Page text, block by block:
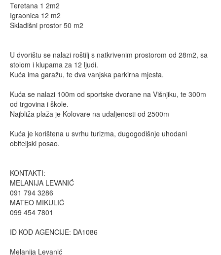
Teretana 1 2m2
Igraonica 12 m2
Skladišni prostor 50 m2
U dvorištu se nalazi roštilj s natkrivenim prostorom od 28m2, sa
stolom i klupama za 12 ljudi.
Kuća ima garažu, te dva vanjska parkirna mjesta.
Kuća se nalazi 100m od sportske dvorane na Višnjiku, te 300m
od trgovina i škole.
Najbliža plaža je Kolovare na udaljenosti od 2500m
Kuća je korištena u svrhu turizma, dugogodišnje uhodani
obiteljski posao.
KONTAKTI:
MELANIJA LEVANIĆ
091 794 3286
MATEO MIKULIĆ
099 454 7801
ID KOD AGENCIJE: DA1086
Melanija Levanić